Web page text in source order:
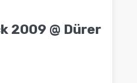
2009 @ Dürer